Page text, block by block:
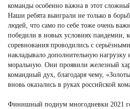
команды особенно важна в этот
Наши ребята выиграли не только в
людей, что само по себе тоже очень
победили в новых условиях пандемии,
соревнования проводились с
накладывало дополнительную нагрузку
моральную. Они проявили железный
командный дух, благодаря чему,
вновь оказались в руках российской
Финишный подиум многодневки 2021